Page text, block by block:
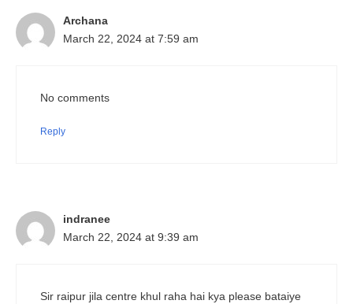
Archana
March 22, 2024 at 7:59 am
No comments
Reply
indranee
March 22, 2024 at 9:39 am
Sir raipur jila centre khul raha hai kya please bataiye